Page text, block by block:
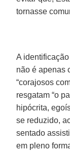
tornasse
A
não é apenas
“corajosos
resgatam “o
hipócrita,
se reduzido,
sentado
em pleno